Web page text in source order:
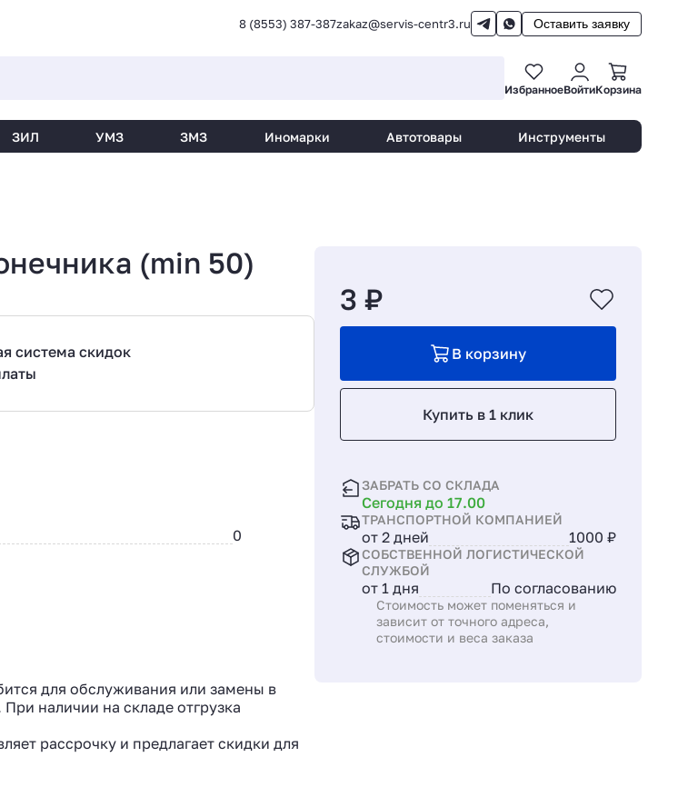
8 (8553) 387-387zakaz@servis-centr3.ru Оставить заявку
ИзбранноеВойтиКорзина
ЗИЛ УМЗ ЗМЗ Иномарки Автотовары Инструменты
(min 50)
система скидок
0
для обслуживания или замены в
наличии на складе отгрузка
рассрочку и предлагает скидки для
3 ₽
В корзину
Купить в 1 клик
ЗАБРАТЬ СО СКЛАДА
Сегодня до 17.00
ТРАНСПОРТНОЙ КОМПАНИЕЙ
от 2 дней 1000 ₽
СОБСТВЕННОЙ ЛОГИСТИЧЕСКОЙ
СЛУЖБОЙ
от 1 дня По согласованию
Стоимость может поменяться и
зависит от точного адреса,
стоимости и веса заказа